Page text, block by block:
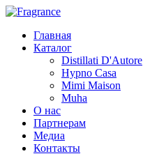
Главная
Каталог
Distillati D'Autore
Hypno Casa
Mimi Maison
Muha
О нас
Партнерам
Медиа
Контакты